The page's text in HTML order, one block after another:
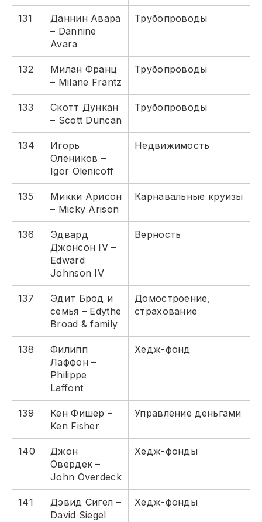
131
Даннин Авара
– Dannine
Avara
Трубопроводы
132
Милан Франц
– Milane Frantz
Трубопроводы
133
Скотт Дункан
– Scott Duncan
Трубопроводы
134
Игорь
Олеников –
Igor Olenicoff
Недвижимость
135
Микки Арисон
– Micky Arison
Карнавальные круизы
136
Эдвард
Джонсон IV –
Edward
Johnson IV
Верность
137
Эдит Брод и
семья – Edythe
Broad & family
Домостроение,
страхование
138
Филипп
Лаффон –
Philippe
Laffont
Хедж-фонд
139
Кен Фишер –
Ken Fisher
Управление деньгами
140
Джон
Овердек –
John Overdeck
Хедж-фонды
141
Дэвид Сигел –
David Siegel
Хедж-фонды